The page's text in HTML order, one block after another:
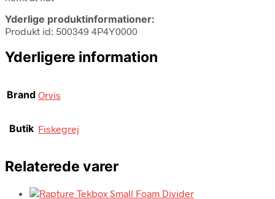
Yderlige produktinformationer:
Produkt id: 500349 4P4Y0000
Yderligere information
Brand Orvis
Butik Fiskegrej
Relaterede varer